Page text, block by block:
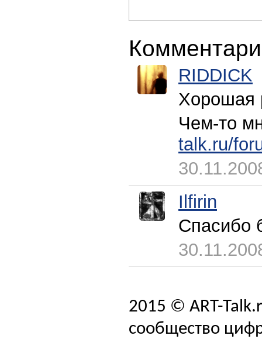
RIDDICK
Хорошая
Чем-то
talk.ru/
Ilfirin
Спасибо
2015 © ART-
сообщество